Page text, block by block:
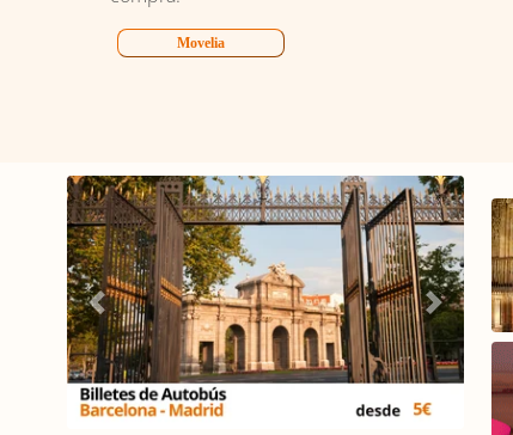
Movelia
-
Carrusel Madrid -
Málaga
Anterior Siguiente